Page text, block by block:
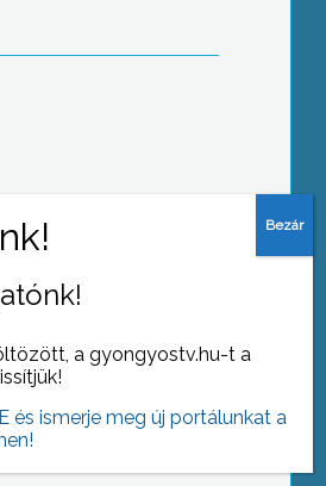
mutattak be a
Kaszinó kistermében.
a gyongyostv.hu-t a
és ismerje meg új portálunkat a